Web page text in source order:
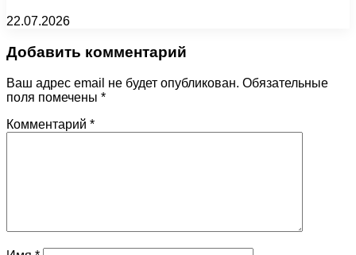
22.07.2026
Добавить комментарий
Ваш адрес email не будет опубликован. Обязательные
поля помечены *
Комментарий *